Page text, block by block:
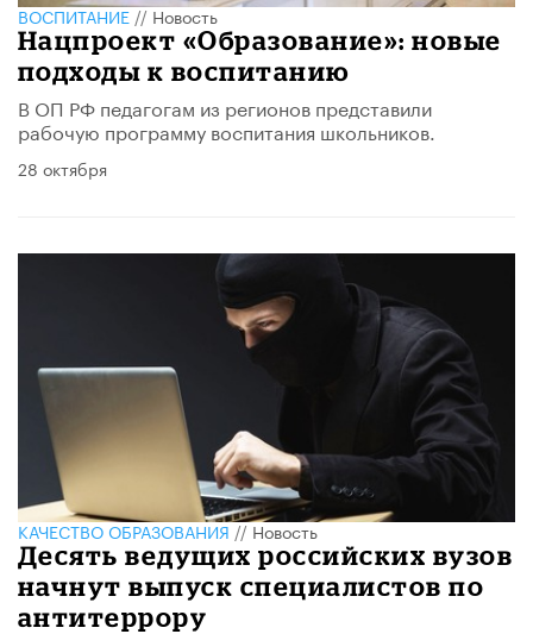
ВОСПИТАНИЕ//Новость
Нацпроект «Образование»: новые
подходы к воспитанию
В ОП РФ педагогам из регионов представили
рабочую программу воспитания школьников.
28 октября
КАЧЕСТВО ОБРАЗОВАНИЯ//Новость
Десять ведущих российских вузов
начнут выпуск специалистов по
антитеррору